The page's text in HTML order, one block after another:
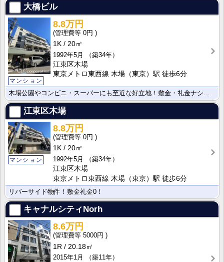
大橋ビル
マンション
8.8万円
0円
1K
20㎡
1992年5月
（築34年）
江東区木場
東京メトロ東西線 木場（東京）駅 徒歩6分
木場公園やコンビニ・スーパーにも至近な好立地！敷金・礼金ナシで初期費用が格段に抑えられます！
江東区木場
マンション
8.8万円
0円
1K
20㎡
1992年5月
（築34年）
江東区木場
東京メトロ東西線 木場（東京）駅 徒歩6分
リバーサイド物件！敷金礼金0！
キャナルシティNorh
8.6万円
5000円
1R
20.18㎡
2015年1月
（築11年）